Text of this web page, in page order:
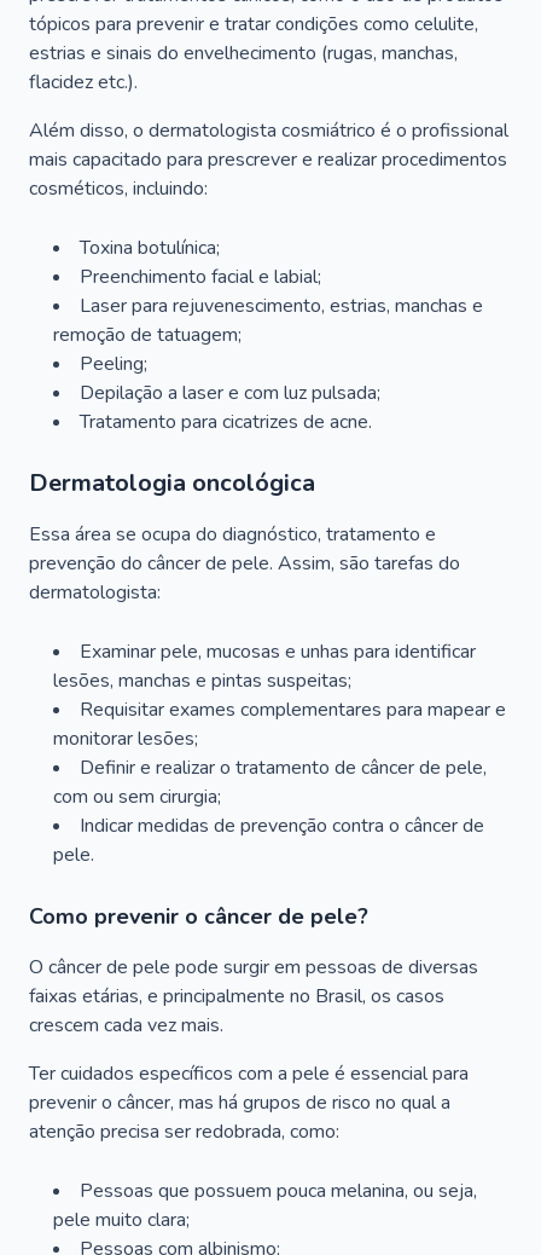
tópicos para prevenir e tratar condições como celulite,
estrias e sinais do envelhecimento (rugas, manchas,
flacidez etc.).
Além disso, o dermatologista cosmiátrico é o profissional
mais capacitado para prescrever e realizar procedimentos
cosméticos, incluindo:
Toxina botulínica;
Preenchimento facial e labial;
Laser para rejuvenescimento, estrias, manchas e
remoção de tatuagem;
Peeling;
Depilação a laser e com luz pulsada;
Tratamento para cicatrizes de acne.
Dermatologia oncológica
Essa área se ocupa do diagnóstico, tratamento e
prevenção do câncer de pele. Assim, são tarefas do
dermatologista:
Examinar pele, mucosas e unhas para identificar
lesões, manchas e pintas suspeitas;
Requisitar exames complementares para mapear e
monitorar lesões;
Definir e realizar o tratamento de câncer de pele,
com ou sem cirurgia;
Indicar medidas de prevenção contra o câncer de
pele.
Como prevenir o câncer de pele?
O câncer de pele pode surgir em pessoas de diversas
faixas etárias, e principalmente no Brasil, os casos
crescem cada vez mais.
Ter cuidados específicos com a pele é essencial para
prevenir o câncer, mas há grupos de risco no qual a
atenção precisa ser redobrada, como:
Pessoas que possuem pouca melanina, ou seja,
pele muito clara;
Pessoas com albinismo;